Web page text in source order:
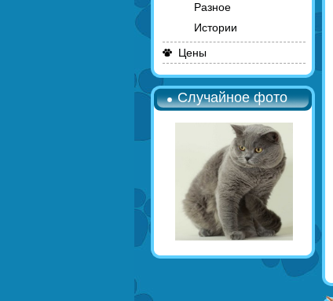
Разное
Истории
Цены
Случайное фото